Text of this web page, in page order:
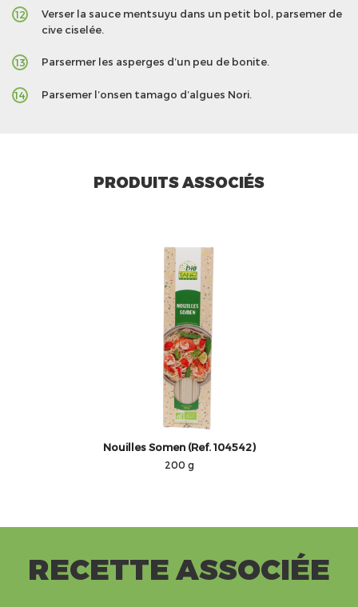
12
Verser la sauce mentsuyu dans un petit bol, parsemer de
cive ciselée.
13 Parsermer les asperges d’un peu de bonite.
14 Parsemer l’onsen tamago d’algues Nori.
PRODUITS ASSOCIÉS
Nouilles Somen (Ref. 104542)
200 g
RECETTE ASSOCIÉE